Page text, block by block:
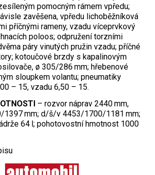
pomocným rámem vpředu;
zavěšena, vpředu lichoběžníková
příčnými rameny, vzadu víceprvkový
poloos; odpružení torzními
páry vinutých pružin vzadu; příčné
kotoučové brzdy s kapalinovým
ø 305/286 mm; hřebenové
sloupkem volantu; pneumatiky
– 15, vzadu 6,50 – 15.
– rozvor náprav 2440 mm,
1397 mm; d/š/v 4453/1700/1181 mm;
64 l; pohotovostní hmotnost 1000